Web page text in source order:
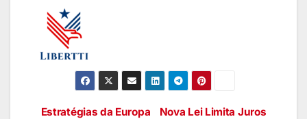
Nova Lei Limita Juros
Estratégias da Europa